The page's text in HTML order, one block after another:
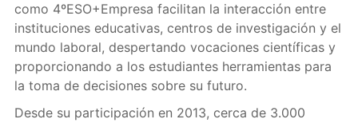
como 4ºESO+Empresa facilitan la interacción entre
instituciones educativas, centros de investigación y el
mundo laboral, despertando vocaciones científicas y
proporcionando a los estudiantes herramientas para
la toma de decisiones sobre su futuro.
Desde su participación en 2013, cerca de 3.000